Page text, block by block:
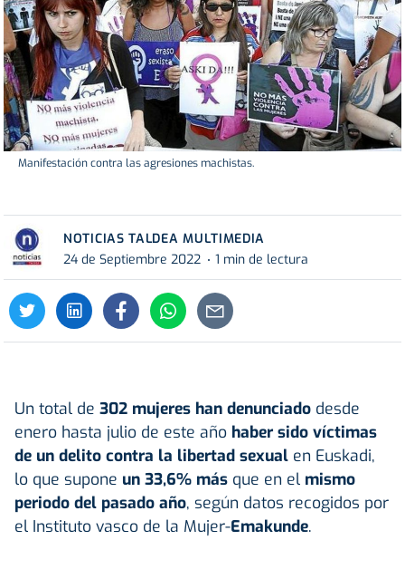
Manifestación contra las agresiones machistas.
NOTICIAS TALDEA MULTIMEDIA
24 de Septiembre 2022
1 min de lectura
Un total de 302 mujeres han denunciado desde
enero hasta julio de este año haber sido víctimas
de un delito contra la libertad sexual en Euskadi,
lo que supone un 33,6% más que en el mismo
periodo del pasado año, según datos recogidos por
el Instituto vasco de la Mujer-Emakunde.